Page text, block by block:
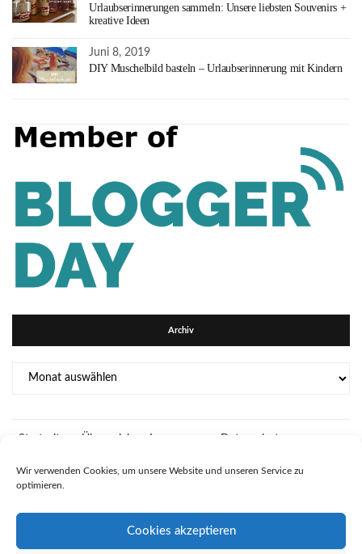
Wir verwenden Cookies, um unsere Website und unseren Service zu
optimieren.
Cookies akzeptieren
Urlaubserinnerungen sammeln: Unsere liebsten Souvenirs +
kreative Ideen
Juni 8, 2019
DIY Muschelbild basteln – Urlaubserinnerung mit Kindern
Archiv
Startseite Über mich Impressum
Datenschutz